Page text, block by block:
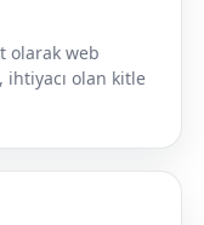
olarak web
olan kitle